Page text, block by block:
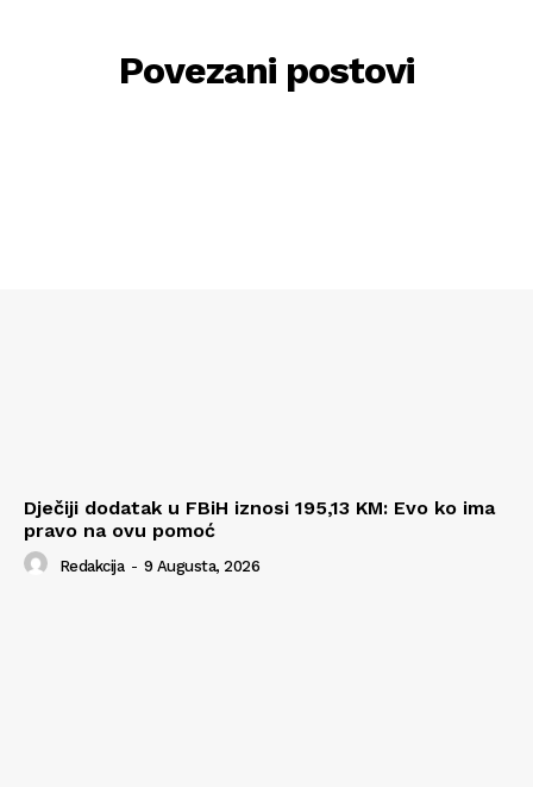
Povezani postovi
Dječiji dodatak u FBiH iznosi 195,13 KM: Evo ko ima
pravo na ovu pomoć
Redakcija - 9 Augusta, 2026